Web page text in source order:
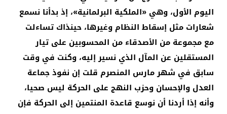
اليوم الأول، وهي «الملكية البرلمانية»، إذ بدأنا نسمع
شعارات مثل إسقاط النظام وغيرها، حينذاك تساءلت
مع مجموعة من الأصدقاء من المحسوبين على تيار
المستقلين عن المآل الذي نسير إليه، وكنت في وقت
سابق في شهر مارس المنصرم قلت إن نفوذ جماعة
العدل والإحسان وحزب النهج على الحركة ليس صحيا،
وأنه إذا أردنا أن نوسع قاعدة المنتمين إلى الحركة فإن